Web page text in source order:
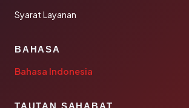
Syarat Layanan
BAHASA
Bahasa Indonesia
TAUTAN SAHABAT